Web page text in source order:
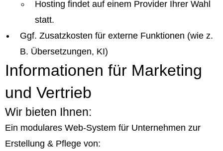
Hosting findet auf einem Provider Ihrer Wahl
statt.
Ggf. Zusatzkosten für externe Funktionen (wie z.
B. Übersetzungen, KI)
Informationen für Marketing
und Vertrieb
Wir bieten Ihnen:
Ein modulares Web-System für Unternehmen zur
Erstellung & Pflege von: